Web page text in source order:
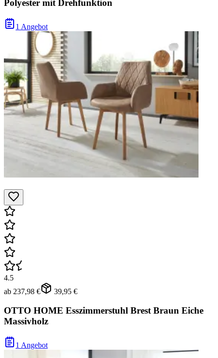
Polyester mit Drehfunktion
1 Angebot
4.5
ab 237,98 € 39,95 €
OTTO HOME Esszimmerstuhl Brest Braun Eiche
Massivholz
1 Angebot